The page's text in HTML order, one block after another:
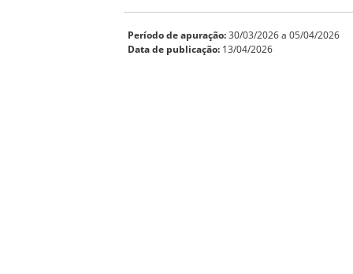
Período de apuração:30/03/2026 a 05/04/2026
Data de publicação: 13/04/2026